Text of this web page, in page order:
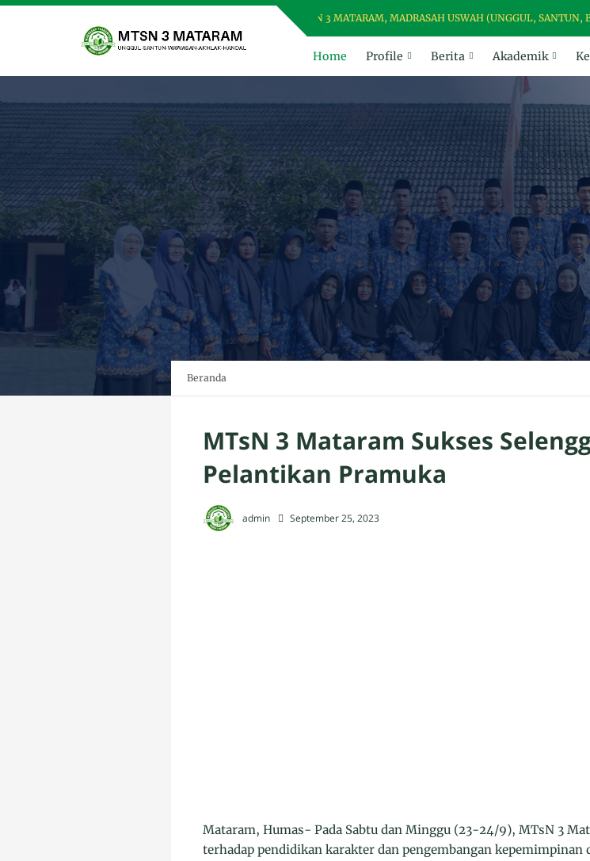
SELAMAT DATANG DI WEBSITE MTSN 3 MATARAM, MADRASAH USWAH (UNGGUL, SANTUN, BER-
Home Profile Berita Akademik
Beranda
MTsN 3 Mataram Sukses
Pelantikan Pramuka
admin September 25, 2023
Mataram, Humas- Pada Sabtu dan Minggu (23-24/9), MTsN 3
terhadap pendidikan karakter dan pengembangan kepemimpinan